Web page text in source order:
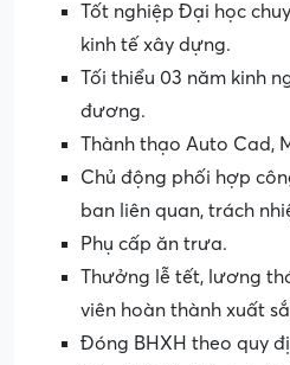
Tốt nghiệp Đại học
kinh tế xây dựng.
Tối thiểu 03 năm kinh
đương.
Thành thạo Auto Cad,
Chủ động phối hợp
ban liên quan, trách
Phụ cấp ăn trưa.
Thưởng lễ tết, lương
viên hoàn thành xuất
Đóng BHXH theo quy